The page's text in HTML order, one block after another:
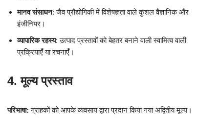
मानव संसाधन: जैव प्रौद्योगिकी में विशेषज्ञता वाले कुशल वैज्ञानिक और
इंजीनियर।
व्यापारिक रहस्य: उत्पाद प्रस्तावों को बेहतर बनाने वाली स्वामित्व वाली
प्रक्रियाएँ या रचनाएँ।
4. मूल्य प्रस्ताव
परिभाषा: ग्राहकों को आपके व्यवसाय द्वारा प्रदान किया गया अद्वितीय मूल्य।